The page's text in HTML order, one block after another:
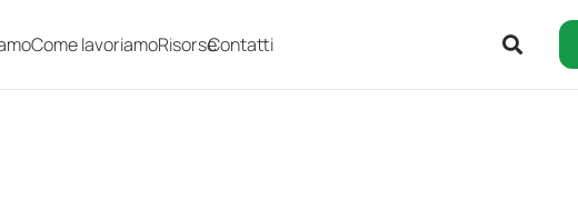
Come lavoriamoRisorseContatti